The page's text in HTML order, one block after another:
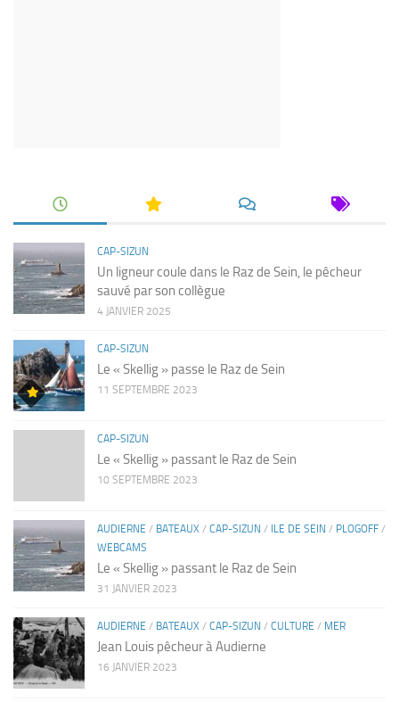
CAP-SIZUN
Un ligneur coule dans le Raz de Sein, le pêcheur
sauvé par son collègue
4 JANVIER 2025
CAP-SIZUN
Le « Skellig » passe le Raz de Sein
11 SEPTEMBRE 2023
CAP-SIZUN
Le « Skellig » passant le Raz de Sein
10 SEPTEMBRE 2023
AUDIERNE / BATEAUX / CAP-SIZUN / ILE DE SEIN / PLOGOFF /
WEBCAMS
Le « Skellig » passant le Raz de Sein
31 JANVIER 2023
AUDIERNE / BATEAUX / CAP-SIZUN / CULTURE / MER
Jean Louis pêcheur à Audierne
16 JANVIER 2023